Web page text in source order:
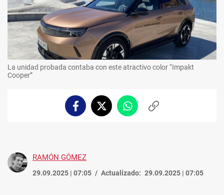
La unidad probada contaba con este atractivo color “Impakt
Cooper”
FacebookTwitterWhatsappCopiar
RAMÓN GÓMEZ
29.09.2025 | 07:05 Actualizado: 29.09.2025 | 07:05